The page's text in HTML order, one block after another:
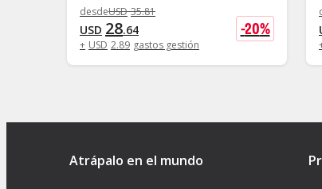
desdeUSD 35.81
USD 28.64
+ USD 2.89 gastos gestión
-20%
Atrápalo en el mundo